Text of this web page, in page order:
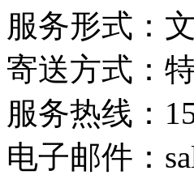
服务形式：
寄送方式：
服务热线：
电子邮件：